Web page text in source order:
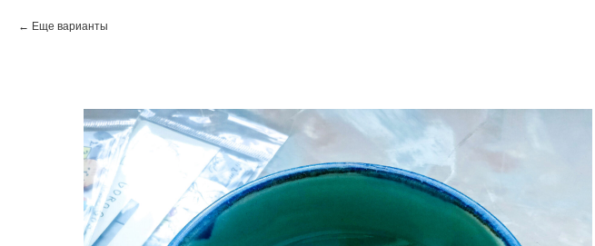
Еще варианты